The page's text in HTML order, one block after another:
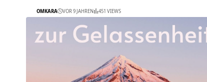
OMKARA VOR 9 JAHREN 451 VIEWS